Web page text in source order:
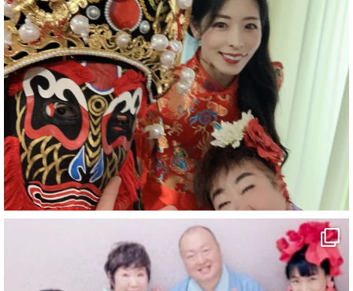
#企業公式がお疲れ様を言い合う
#チャンネル登録おねがいします
#愛媛県
#新居浜市
#幸福駅
#別子銅山
#鉱山観光列車
#四国
#愛媛観光
#旅行
#旅行動画
#一人旅
#観光スポット
#旅行好きと繋がりたい